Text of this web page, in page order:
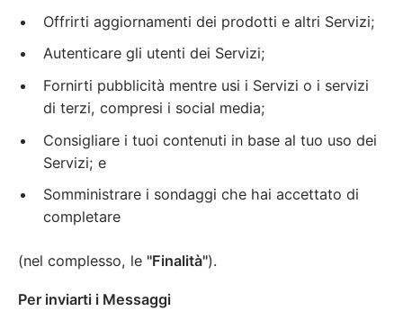
Offrirti aggiornamenti dei prodotti e altri Servizi;
Autenticare gli utenti dei Servizi;
Fornirti pubblicità mentre usi i Servizi o i servizi
di terzi, compresi i social media;
Consigliare i tuoi contenuti in base al tuo uso dei
Servizi; e
Somministrare i sondaggi che hai accettato di
completare
(nel complesso, le "Finalità").
Per inviarti i Messaggi